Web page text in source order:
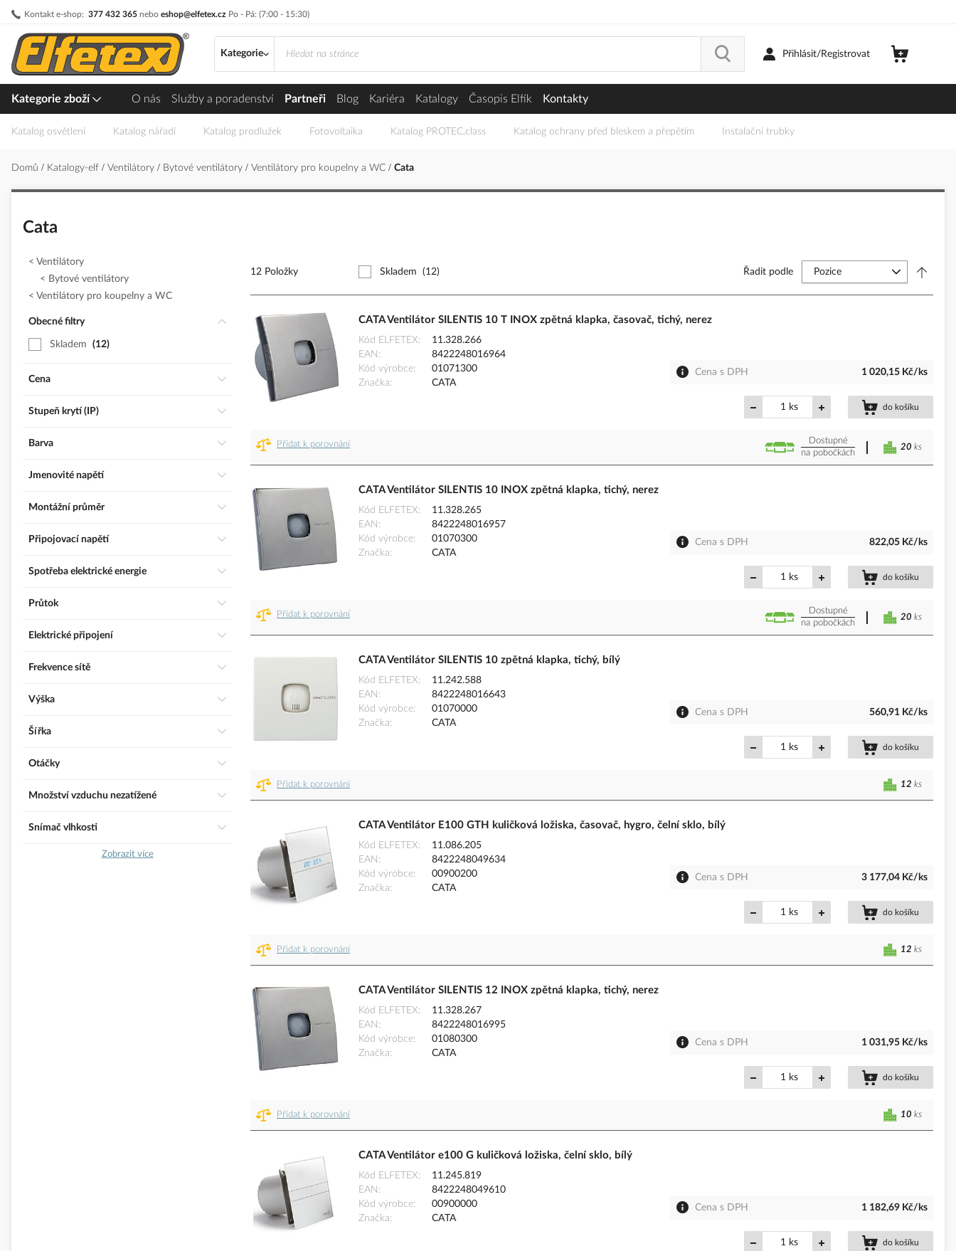
Kontakt e-shop: 377 432 365 nebo eshop@elfetex.cz Po - Pá: (7:00 - 15:30)
Přejít
obsah
Kategorie
Přihlásit/Registrovat
Kategorie zboží O nás Služby a poradenství Partneři Blog Kariéra Katalogy Časopis Elfík Kontakty
Katalog osvětlení Katalog nářadí Katalog prodlužek Fotovoltaika Katalog PROTEC.class Katalog ochrany před bleskem a přepětím Instalační trubky
Domů Katalogy-elf Ventilátory Bytové ventilátory Ventilátory pro koupelny a WC Cata
Cata
12 Položky Skladem (12) Řadit podle
CATA Ventilátor SILENTIS 10 T INOX zpětná klapka, časovač, tichý, nerez
Kód ELFETEX
11.328.266
EAN
8422248016964
Kód výrobce
01071300
Značka
CATA
Cena s DPH 1 020,15 Kč/ks
ks do košíku
Přidat k porovnání
Dostupné
na pobočkách
20 ks
CATA Ventilátor SILENTIS 10 INOX zpětná klapka, tichý, nerez
Kód ELFETEX
11.328.265
EAN
8422248016957
Kód výrobce
01070300
Značka
CATA
Cena s DPH 822,05 Kč/ks
ks do košíku
Přidat k porovnání
Dostupné
na pobočkách
20 ks
CATA Ventilátor SILENTIS 10 zpětná klapka, tichý, bílý
Kód ELFETEX
11.242.588
EAN
8422248016643
Kód výrobce
01070000
Značka
CATA
Cena s DPH 560,91 Kč/ks
ks do košíku
Přidat k porovnání 12 ks
CATA Ventilátor E100 GTH kuličková ložiska, časovač, hygro, čelní sklo, bílý
Kód ELFETEX
11.086.205
EAN
8422248049634
Kód výrobce
00900200
Značka
CATA
Cena s DPH 3 177,04 Kč/ks
ks do košíku
Přidat k porovnání 12 ks
CATA Ventilátor SILENTIS 12 INOX zpětná klapka, tichý, nerez
Kód ELFETEX
11.328.267
EAN
8422248016995
Kód výrobce
01080300
Značka
CATA
Cena s DPH 1 031,95 Kč/ks
ks do košíku
Přidat k porovnání 10 ks
CATA Ventilátor e100 G kuličková ložiska, čelní sklo, bílý
Kód ELFETEX
11.245.819
EAN
8422248049610
Kód výrobce
00900000
Značka
CATA
Cena s DPH 1 182,69 Kč/ks
ks do košíku
Ventilátory
Bytové ventilátory
Ventilátory pro koupelny a WC
Obecné filtry
Skladem 12
Cena
Stupeň krytí (IP)
Barva
Jmenovité napětí
Montážní průměr
Připojovací napětí
Spotřeba elektrické energie
Průtok
Elektrické připojení
Frekvence sítě
Výška
Šířka
Otáčky
Množství vzduchu nezatížené
Snímač vlhkosti
Zobrazit více